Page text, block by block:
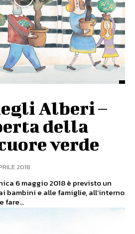
Alberi –
della
verde
2018
6 maggio 2018 è previsto un
bambini e alle famiglie, all’interno
fare...